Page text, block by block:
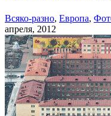
Всяко-разно, Европа,
апреля, 2012